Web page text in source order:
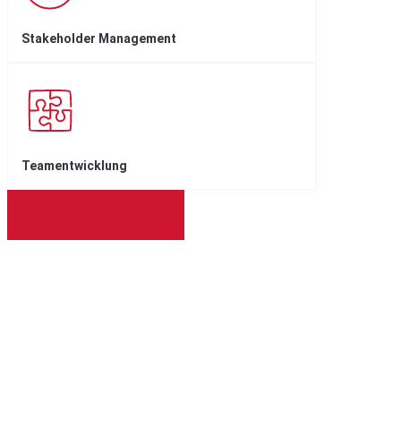
Stakeholder Management
Teamentwicklung